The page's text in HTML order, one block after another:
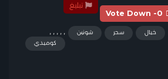
Vote Down -0
تبليغ
خيال سحر شونين
كوميدي